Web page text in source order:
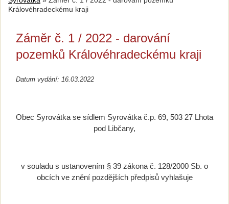
Královéhradeckému kraji
Záměr č. 1 / 2022 - darování
pozemků Královéhradeckému kraji
Datum vydání: 16.03.2022
Obec Syrovátka se sídlem Syrovátka č.p. 69, 503 27 Lhota
pod Libčany,
v souladu s ustanovením § 39 zákona č. 128/2000 Sb. o
obcích ve znění pozdějších předpisů vyhlašuje